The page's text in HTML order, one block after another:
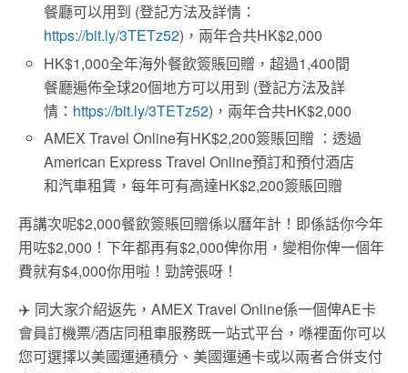
餐廳可以用到 (登記方法及詳情：
https://bit.ly/3TETz52)，兩年合共HK$2,000
HK$1,000全年海外餐飲簽賬回贈，超過1,400間
餐廳遍佈全球20個地方可以用到 (登記方法及詳
情： https://bit.ly/3TETz52)，兩年合共HK$2,000
AMEX Travel Online有HK$2,200簽賬回贈 ：透過
American Express Travel Online預訂和預付酒店
和汽車租賃，每年可有高達HK$2,200簽賬回贈
再講次呢$2,000餐飲簽賬回贈係以曆年計！即係話你今年
用咗$2,000！下年都再有$2,000俾你用，變相你俾一個年
費就有$4,000你用啦！勁誇張呀！
✈️ 同大家介紹返先，AMEX Travel Online係一個俾AE卡
會員訂機票/酒店同租車服務既一站式平台，喺裡面你可以
您可選擇以美國運通積分、美國運通卡或以兩者合併支付